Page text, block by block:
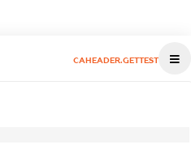
CAHEADER.GETTEST